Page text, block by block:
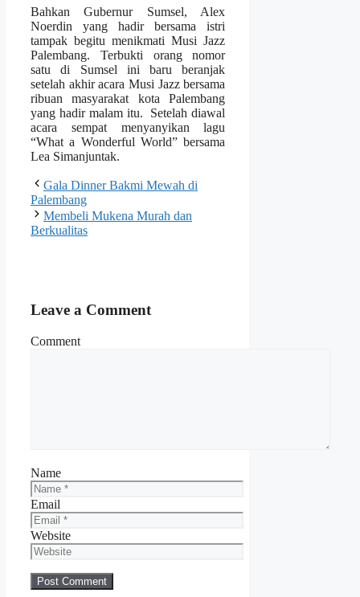
Bahkan Gubernur Sumsel, Alex
Noerdin yang hadir bersama istri
tampak begitu menikmati Musi Jazz
Palembang. Terbukti orang nomor
satu di Sumsel ini baru beranjak
setelah akhir acara Musi Jazz bersama
ribuan masyarakat kota Palembang
yang hadir malam itu. Setelah diawal
acara sempat menyanyikan lagu
“What a Wonderful World” bersama
Lea Simanjuntak.
Gala Dinner Bakmi Mewah di
Palembang
Membeli Mukena Murah dan
Berkualitas
Leave a Comment
Comment
Name
Email
Website